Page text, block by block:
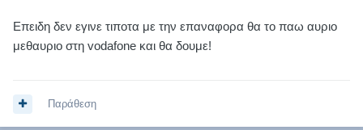
Επειδη δεν εγινε τιποτα με την επαναφορα θα το παω αυριο
μεθαυριο στη vodafone και θα δουμε!
Παράθεση